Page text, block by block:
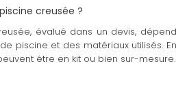
creusée ?
évalué dans un devis, dépend
piscine et des matériaux utilisés. En
être en kit ou bien sur-mesure.